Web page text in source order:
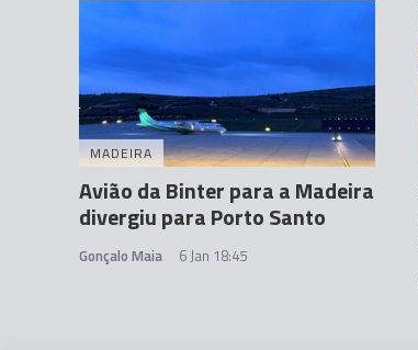
MADEIRA
Avião da Binter para a Madeira
divergiu para Porto Santo
Gonçalo Maia 6 Jan 18:45